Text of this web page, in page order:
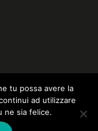
tu possa avere la
ad utilizzare
ne sia felice.